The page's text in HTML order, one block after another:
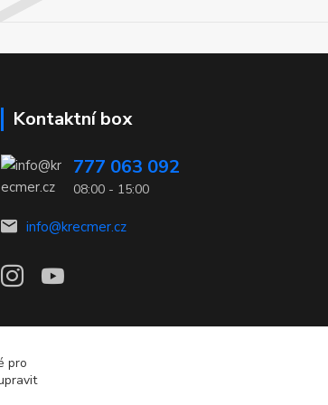
Kontaktní box
777 063 092
08:00 - 15:00
info@krecmer.cz
pro